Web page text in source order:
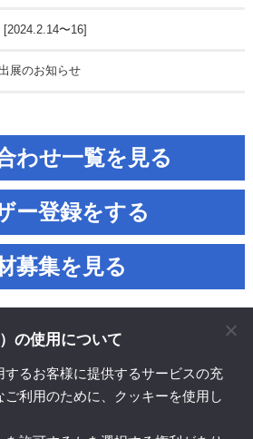
〜16]
展のお知らせ
わせ一覧を見る
ー登録をする
募集を見る
ソフトウェア・トゥー
の使用について
するお客様に提供するサービスの充
利用のために、クッキーを使用し